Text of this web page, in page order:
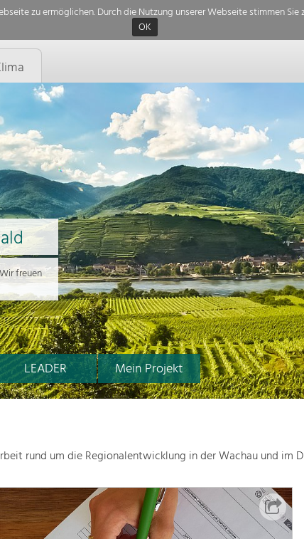
zu ermöglichen. Durch die Nutzung unserer Webseite stimmen
OK
LEADER Mein Projekt
freuen
rund um die Regionalentwicklung in der Wachau und im